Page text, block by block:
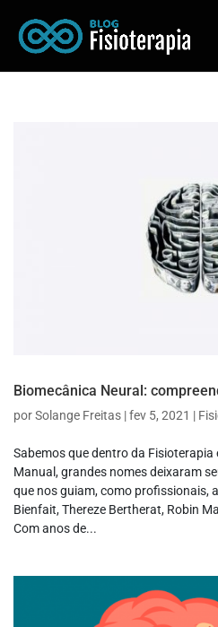
Biomecânica Neural:
porSolange Freitas |fev 5, 2021 |
Sabemos que dentro da Fisioterapia
Manual, grandes nomes deixaram
que nos guiam, como profissionais,
Bienfait, Thereze Bertherat, Robin
Com anos de...